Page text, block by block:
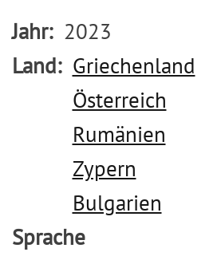
Jahr
2023
Land
Griechenland
Österreich
Rumänien
Zypern
Bulgarien
Sprache